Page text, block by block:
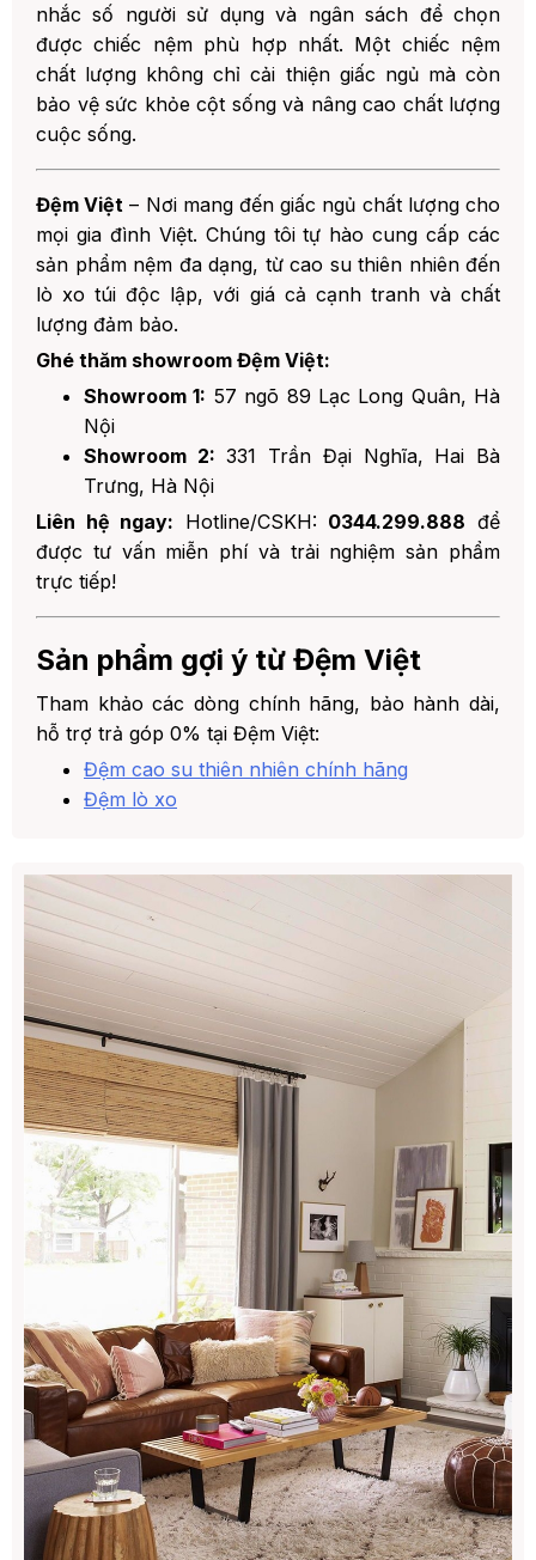
nhắc số người sử dụng và ngân sách để chọn
được chiếc nệm phù hợp nhất. Một chiếc nệm
chất lượng không chỉ cải thiện giấc ngủ mà còn
bảo vệ sức khỏe cột sống và nâng cao chất lượng
cuộc sống.
Đệm Việt – Nơi mang đến giấc ngủ chất lượng cho
mọi gia đình Việt. Chúng tôi tự hào cung cấp các
sản phẩm nệm đa dạng, từ cao su thiên nhiên đến
lò xo túi độc lập, với giá cả cạnh tranh và chất
lượng đảm bảo.
Ghé thăm showroom Đệm Việt:
Showroom 1: 57 ngõ 89 Lạc Long Quân, Hà
Nội
Showroom 2: 331 Trần Đại Nghĩa, Hai Bà
Trưng, Hà Nội
Liên hệ ngay: Hotline/CSKH: 0344.299.888 để
được tư vấn miễn phí và trải nghiệm sản phẩm
trực tiếp!
Sản phẩm gợi ý từ Đệm Việt
Tham khảo các dòng chính hãng, bảo hành dài,
hỗ trợ trả góp 0% tại Đệm Việt:
Đệm cao su thiên nhiên chính hãng
Đệm lò xo